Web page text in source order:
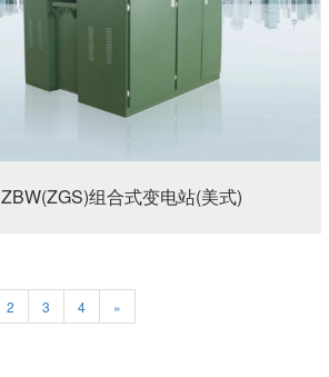
ZBW(ZGS)组合式变电站(美式)
2 3 4 »